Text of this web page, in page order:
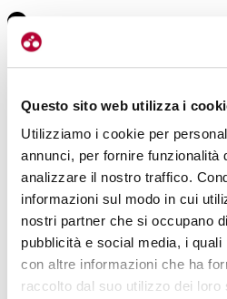
Questo sito web utilizza i
Utilizziamo i cookie per
annunci, per fornire funzionalità
analizzare il nostro traffico.
informazioni sul modo in cui
nostri partner che si occupano
pubblicità e social media, i
con altre informazioni che ha
raccolto dal suo utilizzo dei loro